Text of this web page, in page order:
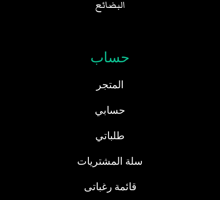
البضائع
حساب
المتجر
حسابي
طلباتي
سلة المشتريات
قائمة رغباتى